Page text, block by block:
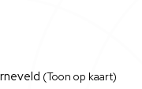
(Toon op kaart)